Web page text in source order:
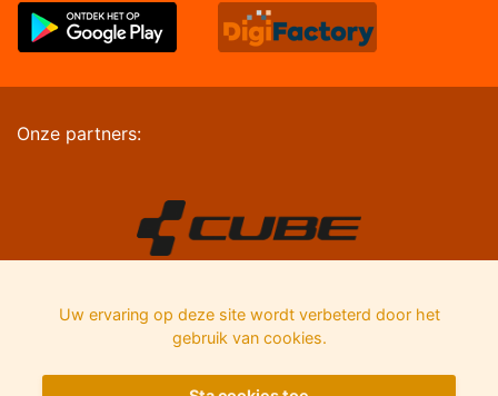
Onze partners:
Uw ervaring op deze site wordt verbeterd door het
gebruik van cookies.